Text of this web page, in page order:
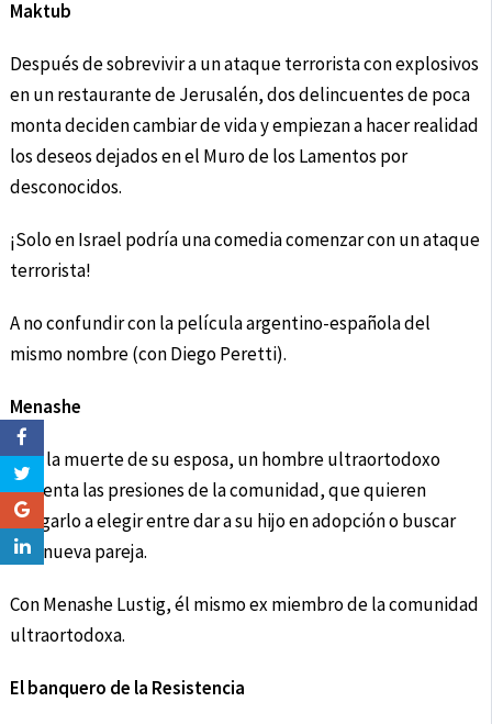
Maktub
Después de sobrevivir a un ataque terrorista con explosivos
en un restaurante de Jerusalén, dos delincuentes de poca
monta deciden cambiar de vida y empiezan a hacer realidad
los deseos dejados en el Muro de los Lamentos por
desconocidos.
¡Solo en Israel podría una comedia comenzar con un ataque
terrorista!
A no confundir con la película argentino-española del
mismo nombre (con Diego Peretti).
Menashe
Tras la muerte de su esposa, un hombre ultraortodoxo
enfrenta las presiones de la comunidad, que quieren
obligarlo a elegir entre dar a su hijo en adopción o buscar
una nueva pareja.
Con Menashe Lustig, él mismo ex miembro de la comunidad
ultraortodoxa.
El banquero de la Resistencia